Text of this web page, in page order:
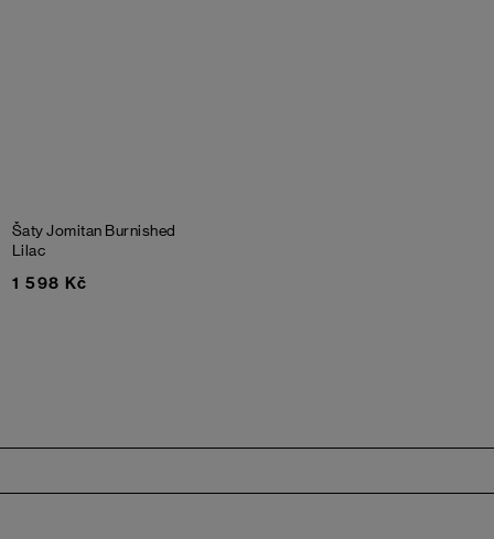
Šaty Jomitan Burnished
Lilac
1 598 Kč